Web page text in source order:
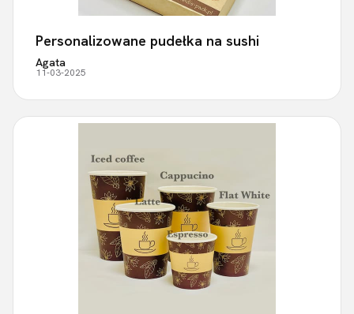
Personalizowane pudełka na sushi
Agata
11-03-2025